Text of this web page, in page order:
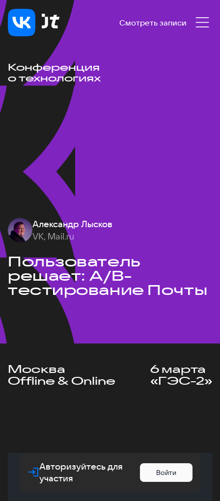
Смотреть записи
Конференция
о технологиях
Александр Лысков
VK, Mail.ru
Пользователь
решает: A/B-
тестирование Почты
Москва
Offline & Online
6 марта
«ГЭС-2»
Авторизуйтесь для
участия
Войти